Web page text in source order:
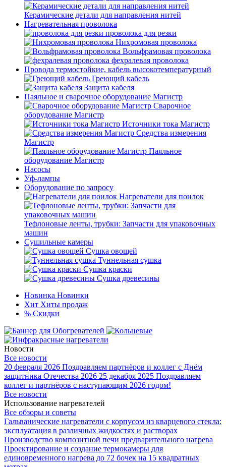
Керамические детали для направления нитей
Нагревательная проволока
проволока для резки
Нихромовая проволока
Вольфрамовая проволока
фехралевая проволока
Провода термостойкие, кабель высокотемпературный
Греющий кабель
Защита кабеля
Паяльное и сварочное оборудование Магистр
Сварочное
оборудование Магистр
Источники тока Магистр
Средства измерения
Магистр
Паяльное
оборудование Магистр
Насосы
Уф-лампы
Оборудование по запросу
Нагреватели для поилок
Тефлоновые ленты, трубки: Запчасти для упаковочных
машин
Сушильные камеры
Сушка овощей
Туннельная сушка
Сушка краски
Сушка древесины
Новинка Новинки
Хит Хиты продаж
% Скидки
Новости
Все новости
20 февраля 2026 Поздравляем партнёров и коллег с Днём
защитника Отечества 2026 25 декабря 2025 Поздравляем
коллег и партнёров с наступающим 2026 годом!
Все новости
Использование нагревателей
Все обзоры и советы
Гальванические нагреватели с корпусом из кварцевого стекла:
эксплуатация в различных жидкостях и растворах
Производство композитной печи предварительного нагрева
Проектирование и создание термокамеры для
единовременного нагрева до 72 бочек на 15 квадратных